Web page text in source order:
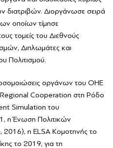
διατριβών. Διοργάνωσε σειρά
οποίων τίμησε
τομείς του Διεθνούς
Διπλωμάτες και
Πολιτισμού.
οργάνων του ΟΗΕ
Cooperation στη Ρόδο
Simulation του
η Ένωση Πολιτικών
η ELSA Κομοτηνής το
το 2019, για τη